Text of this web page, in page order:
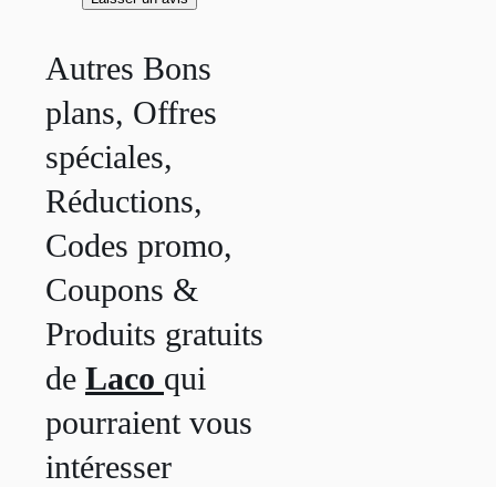
Autres Bons
plans, Offres
spéciales,
Réductions,
Codes promo,
Coupons &
Produits gratuits
de Laco qui
pourraient vous
intéresser